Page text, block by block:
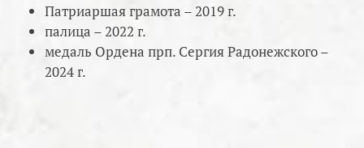
Патриаршая грамота – 2019 г.
палица – 2022 г.
медаль Ордена прп. Сергия Радонежского –
2024 г.